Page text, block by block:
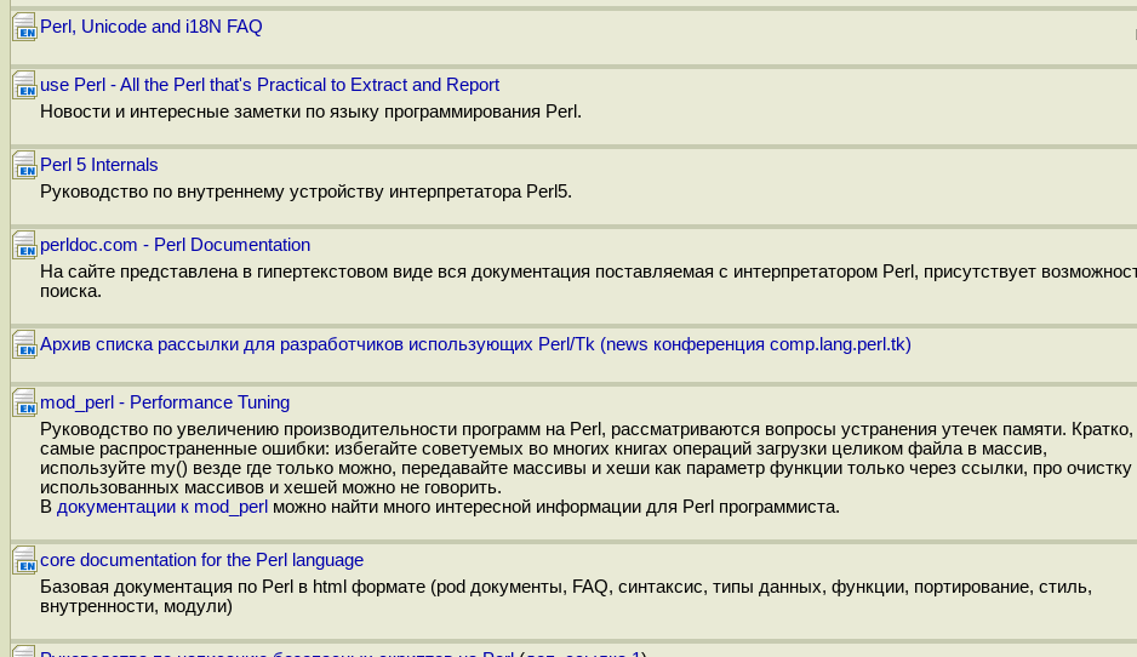
Perl, Unicode and i18N FAQ
use Perl - All the Perl that's Practical to Extract and Report
Новости и интересные заметки по языку программирования Perl.
Perl 5 Internals
Руководство по внутреннему устройству интерпретатора Perl5.
perldoc.com - Perl Documentation
На сайте представлена в гипертекстовом виде вся документация поставляемая с интерпретатором Perl, присутствует
поиска.
Архив списка рассылки для разработчиков использующих Perl/Tk (news конференция comp.lang.perl.tk)
mod_perl - Performance Tuning
Руководство по увеличению производительности программ на Perl, рассматриваются вопросы устранения утечек памяти. Кратко,
самые распространенные ошибки: избегайте советуемых во многих книгах операций загрузки целиком файла в массив,
используйте my() везде где только можно, передавайте массивы и хеши как параметр функции только через ссылки, про очистку
использованных массивов и хешей можно не говорить.
В документации к mod_perl можно найти много интересной информации для Perl программиста.
core documentation for the Perl language
Базовая документация по Perl в html формате (pod документы, FAQ, синтаксис, типы данных, функции, портирование, стиль,
внутренности, модули)